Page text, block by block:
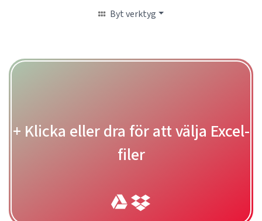
Byt verktyg
+ Klicka eller dra för att välja Excel-
filer